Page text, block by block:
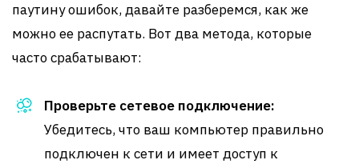
паутину ошибок, давайте разберемся, как же
можно ее распутать. Вот два метода, которые
часто срабатывают:
Проверьте сетевое подключение:
Убедитесь, что ваш компьютер правильно
подключен к сети и имеет доступ к